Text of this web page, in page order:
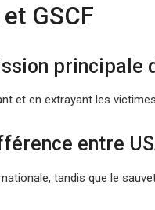
GSCF
principale
et en extrayant les
entre
tandis que le